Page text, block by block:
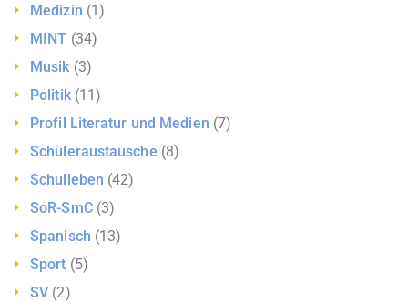
Medizin (1)
MINT (34)
Musik (3)
Politik(11)
Profil Literatur und Medien (7)
Schüleraustausche (8)
Schulleben (42)
SoR-SmC(3)
Spanisch (13)
Sport (5)
SV (2)